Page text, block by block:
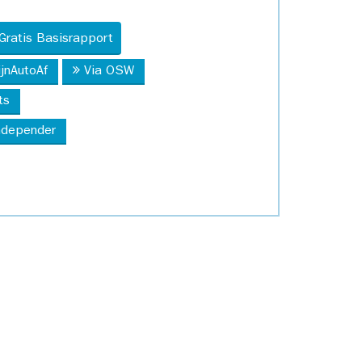
Basisrapport
Via OSW